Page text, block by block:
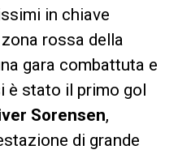
in chiave
rossa della
gara combattuta e
è stato il primo gol
Sorensen,
di grande